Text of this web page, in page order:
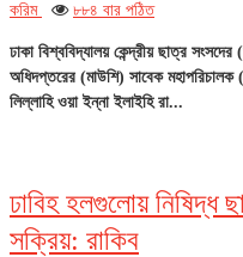
করিম
৮৮৪ বার পঠিত
ঢাকা বিশ্ববিদ্যালয় কেন্দ্রীয় ছাত্র
অধিদপ্তরের (মাউশি) সাবেক মহাপরিচালক
লিল্লাহি ওয়া ইন্না ইলাইহি রা...
ঢাবিহ হলগুলোয় নিষিদ্ধ
সক্রিয়: রাকিব